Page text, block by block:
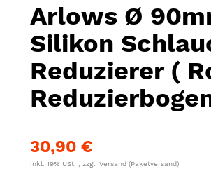
Arlows Ø
Silikon
Reduzierer (
30,90 €
inkl. 19% USt. , zzgl.Versand(Paketversand)